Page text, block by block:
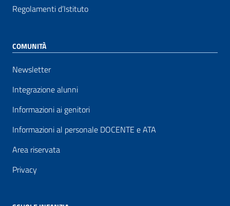
Regolamenti d’Istituto
COMUNITÀ
Newsletter
Integrazione alunni
Informazioni ai genitori
Informazioni al personale DOCENTE e ATA
Area riservata
Privacy